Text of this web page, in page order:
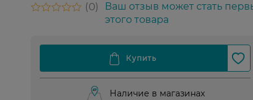
0
Ваш отзыв может стать
этого товара
Наличие в магазинах